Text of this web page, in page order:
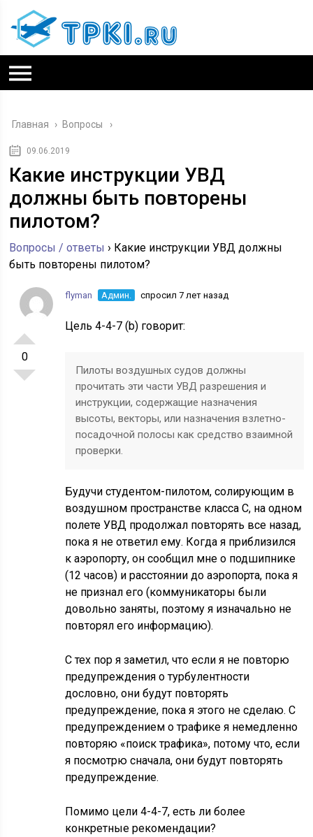
Главная › Вопросы
09.06.2019
Какие инструкции УВД
должны быть повторены
пилотом?
Вопросы / ответы › Какие инструкции УВД должны
быть повторены пилотом?
0
flyman Админ. спросил 7 лет назад
Цель 4-4-7 (b) говорит:
Пилоты воздушных судов должны
прочитать эти части УВД разрешения и
инструкции, содержащие назначения
высоты, векторы, или назначения взлетно-
посадочной полосы как средство взаимной
проверки.
Будучи студентом-пилотом, солирующим в
воздушном пространстве класса C, на одном
полете УВД продолжал повторять все назад,
пока я не ответил ему. Когда я приблизился
к аэропорту, он сообщил мне о подшипнике
(12 часов) и расстоянии до аэропорта, пока я
не признал его (коммуникаторы были
довольно заняты, поэтому я изначально не
повторял его информацию).
С тех пор я заметил, что если я не повторю
предупреждения о турбулентности
дословно, они будут повторять
предупреждение, пока я этого не сделаю. С
предупреждением о трафике я немедленно
повторяю «поиск трафика», потому что, если
я посмотрю сначала, они будут повторять
предупреждение.
Помимо цели 4-4-7, есть ли более
конкретные рекомендации?